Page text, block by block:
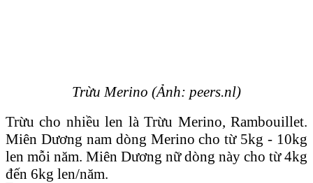
Trừu Merino (Ảnh: peers.nl)
Trừu cho nhiều len là Trừu Merino, Rambouillet.
Miên Dương nam dòng Merino cho từ 5kg - 10kg
len mỗi năm. Miên Dương nữ dòng này cho từ 4kg
đến 6kg len/năm.